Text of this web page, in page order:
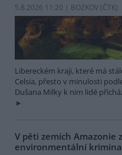
5.8.2026 11:20 | BOZKOV (ČTK)
Libereckém kraji, které má
Celsia, přesto v minulosti
Dušana Milky k nim lidé
V pěti zemích Amazonie
environmentální